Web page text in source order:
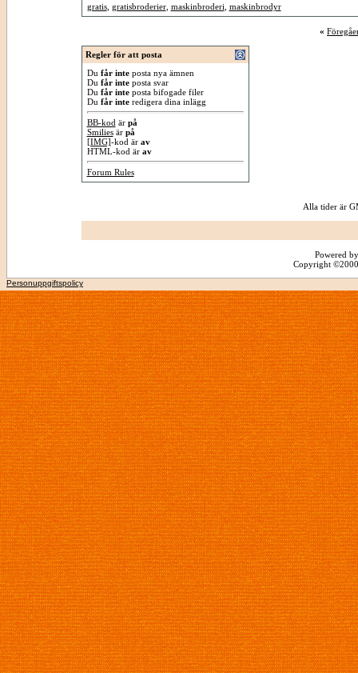
gratis, gratisbroderier, maskinbroderi maskinbrodyr
«
Regler för att posta
Du får inteposta nya ämnen
Du får inteposta svar
Du får inteposta bifogade filer
Du får interedigera dina inlägg
BB-kod är på
Smiliesär på
[IMG]-kod är av
HTML-kod är av
Forum Rules
Alla tider är
Powered
Copyright
Personuppgiftspolicy